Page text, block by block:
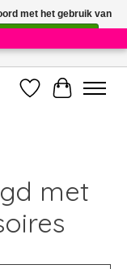
×
Verlanglijst
met
met het gebruik van